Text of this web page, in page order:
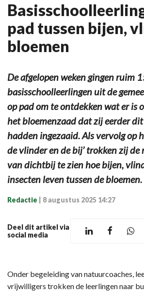
pad tussen bijen,
bloemen
De afgelopen weken gingen ruim
basisschoolleerlingen uit de
op pad om te ontdekken wat er is
het bloemenzaad dat zij eerder
hadden ingezaaid. Als vervolg op
de vlinder en de bij’ trokken zij
van dichtbij te zien hoe bijen,
insecten leven tussen de bloemen.
Redactie 8 augustus 2025 14:27
Deel dit artikel via
social media
Onder begeleiding van natuurcoaches,
vrijwilligers trokken de leerlingen naar